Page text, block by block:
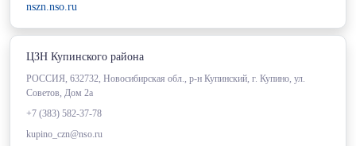
nszn.nso.ru
ЦЗН Купинского района
РОССИЯ, 632732, Новосибирская обл., р-н Купинский, г. Купино, ул.
Советов, Дом 2а
+7 (383) 582-37-78
kupino_czn@nso.ru